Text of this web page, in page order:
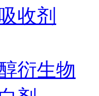
收剂
衍生物